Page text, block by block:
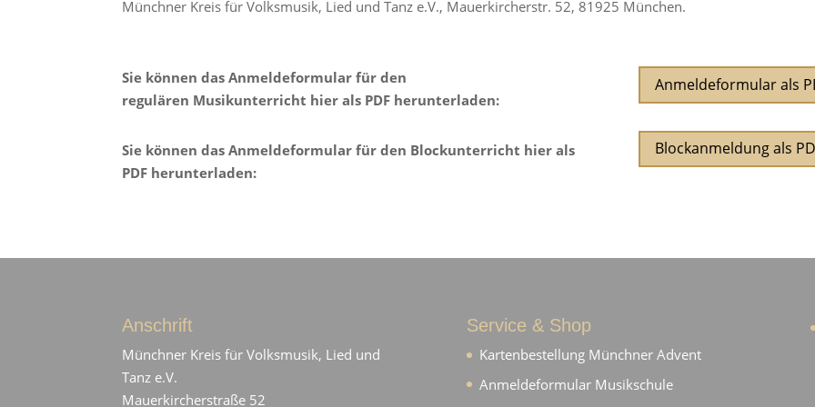
Münchner Kreis für Volksmusik, Lied und Tanz e.V., Mauerkircherstr. 52, 81925 München.
Sie können das Anmeldeformular für den
regulären Musikunterricht hier als PDF herunterladen:
Sie können das Anmeldeformular für den Blockunterricht hier als
PDF herunterladen:
Anmeldeformular als
Blockanmeldung als
Anschrift
Münchner Kreis für Volksmusik, Lied und
Tanz e.V.
Mauerkircherstraße 52
Service & Shop
Kartenbestellung Münchner Advent
Anmeldeformular Musikschule